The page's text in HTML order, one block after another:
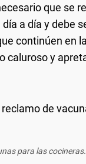
que se
a día y debe
continúen en
caluroso y
para las